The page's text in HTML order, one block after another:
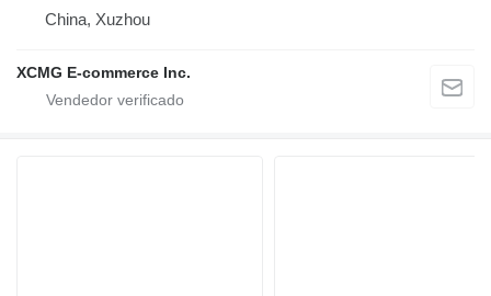
China, Xuzhou
XCMG E-commerce Inc.